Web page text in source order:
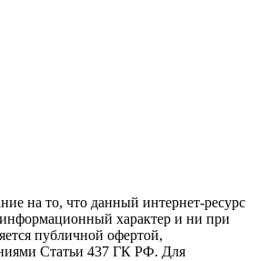
на то, что данный интернет-ресурс
характер и ни при
публичной офертой,
Статьи 437 ГК РФ. Для